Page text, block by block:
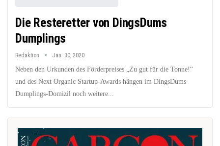
Die Resteretter von DingsDums
Dumplings
Redaktion Jan. 30, 2020
Neben den Urkunden des Förderpreises „Zu gut für die Tonne!“
und des Next Organic Startup-Awards hängen im DingsDums
Dumplings-Domizil noch weitere...